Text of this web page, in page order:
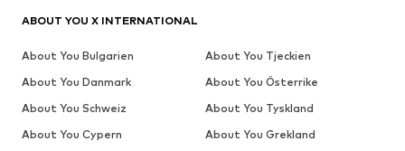
ABOUT YOU X INTERNATIONAL
About You Bulgarien
About You Tjeckien
About You Danmark
About You Österrike
About You Schweiz
About You Tyskland
About You Cypern
About You Grekland